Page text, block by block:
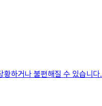
하거나 불편해질 수 있습니